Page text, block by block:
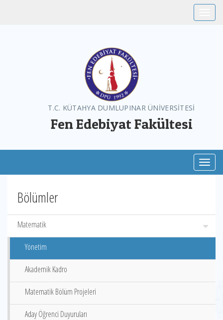
T.C. KÜTAHYA DUMLUPINAR ÜNİVERSİTESİ
Fen Edebiyat Fakültesi
Bölümler
Matematik
Yönetim
Akademik Kadro
Matematik Bölüm Projeleri
Aday Öğrenci Duyuruları